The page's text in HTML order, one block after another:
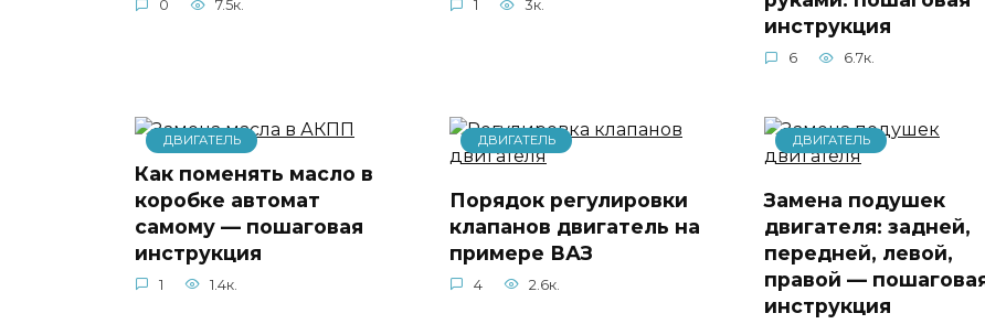
0 7.5к. 1 3к.
инструкция
6 6.7к.
ДВИГАТЕЛЬ
Как поменять масло в
коробке автомат
самому — пошаговая
инструкция
1 1.4к.
ДВИГАТЕЛЬ
Порядок регулировки
клапанов двигатель на
примере ВАЗ
4 2.6к.
ДВИГАТЕЛЬ
Замена подушек
двигателя: задней,
передней, левой,
правой —
инструкция